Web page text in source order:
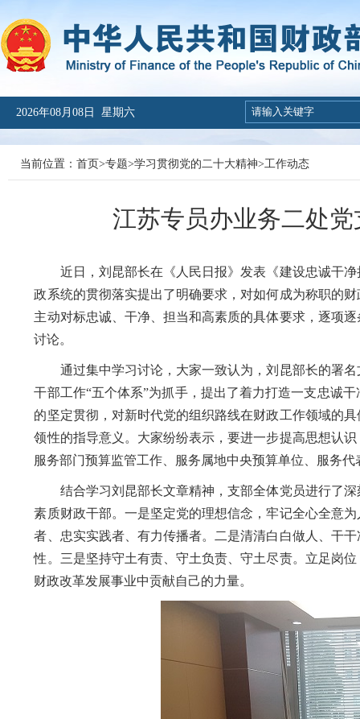
2026年08月08日 星期六
当前位置： 首页>专题>学习贯彻党的二十大精神>工作动态
江苏专员办业务二处
近日，刘昆部长在《人民日报》发表《建设忠诚干
政系统的贯彻落实提出了明确要求，对如何成为称职的
主动对标忠诚、干净、担当和高素质的具体要求，逐项
讨论。
通过集中学习讨论，大家一致认为，刘昆部长的署
干部工作“五个体系”为抓手，提出了着力打造一支忠诚
的坚定贯彻，对新时代党的组织路线在财政工作领域的
领性的指导意义。大家纷纷表示，要进一步提高思想认
服务部门预算监管工作、服务属地中央预算单位、服务
结合学习刘昆部长文章精神，支部全体党员进行了
素质财政干部。一是坚定党的理想信念，牢记全心全意
者、忠实实践者、有力传播者。二是清清白白做人、干
性。三是坚持守土有责、守土负责、守土尽责。立足岗
财政改革发展事业中贡献自己的力量。